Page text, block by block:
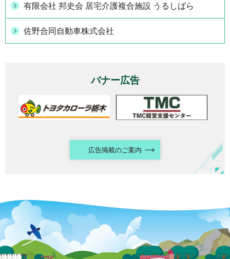
有限会社 邦史会 居宅介護複合施設 うるしばら
佐野合同自動車株式会社
バナー広告
広告掲載のご案内